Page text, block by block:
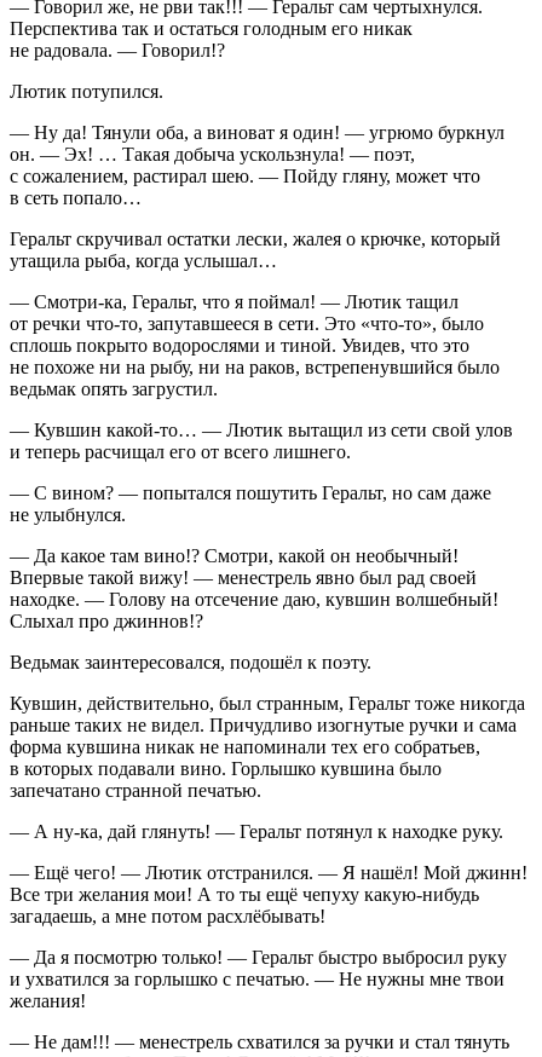
— Говорил же, не рви так!!! — Геральт сам чертыхнулся.
Перспектива так и остаться голодным его никак
не радовала. — Говорил!?
Лютик потупился.
— Ну да! Тянули оба, а виноват я один! — угрюмо буркнул
он. — Эх! … Такая добыча ускользнула! — поэт,
с сожалением, растирал шею. — Пойду гляну, может что
в сеть попало…
Геральт скручивал остатки лески, жалея о крючке, который
утащила рыба, когда услышал…
— Смотри-ка, Геральт, что я поймал! — Лютик тащил
от речки что-то, запутавшееся в сети. Это «что-то», было
сплошь покрыто водорослями и тиной. Увидев, что это
не похоже ни на рыбу, ни на раков, встрепенувшийся было
ведьмак опять загрустил.
— Кувшин какой-то… — Лютик вытащил из сети свой улов
и теперь расчищал его от всего лишнего.
— С вином? — попытался пошутить Геральт, но сам даже
не улыбнулся.
— Да какое там вино!? Смотри, какой он необычный!
Впервые такой вижу! — менестрель явно был рад своей
находке. — Голову на отсечение даю, кувшин волшебный!
Слыхал про джиннов!?
Ведьмак заинтересовался, подошёл к поэту.
Кувшин, действительно, был странным, Геральт тоже никогда
раньше таких не видел. Причудливо изогнутые ручки и сама
форма кувшина никак не напоминали тех его собратьев,
в которых подавали вино. Горлышко кувшина было
запечатано странной печатью.
— А ну-ка, дай глянуть! — Геральт потянул к находке руку.
— Ещё чего! — Лютик отстранился. — Я нашёл! Мой джинн!
Все три желания мои! А то ты ещё чепуху какую-нибудь
загадаешь, а мне потом расхлёбывать!
— Да я посмотрю только! — Геральт быстро выбросил руку
и ухватился за горлышко с печатью. — Не нужны мне твои
желания!
— Не дам!!! — менестрель схватился за ручки и стал тянуть